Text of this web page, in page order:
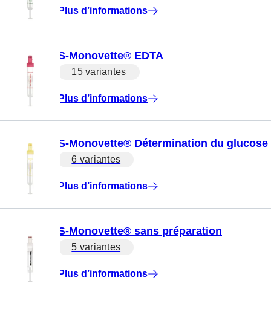
Plus d’informations
S-Monovette® EDTA
15 variantes
Plus d’informations
S-Monovette® Détermination du glucose
6 variantes
Plus d’informations
S-Monovette® sans préparation
5 variantes
Plus d’informations